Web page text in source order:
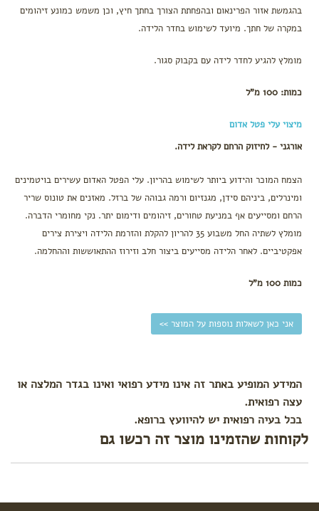
סימני
ורגליים
קידום
עיסוי
פרינאום
בהגמשת אזור הפרינאום ובהפחתת הצורך בחתך חיץ, וכן משמש כמונע זיהומים
במקרה של חתך. מיועד לשימוש בחדר הלידה.
מומלץ להגיע לחדר לידה עם בקבוק סגור.
כמות: 100 מ"ל
מיצוי עלי פטל אדום
אורגני - לחיזוק הרחם לקראת לידה.
הצמח המוכר והידוע ביותר לשימוש בהריון. עלי הפטל האדום עשירים בויטמינים
ומינרלים, ביניהם סידן, מגנזיום ורמה גבוהה של ברזל. מאזנים את טונוס שריר
הרחם ומסייעים אף במניעת טחורים, זיהומים ודימום יתר. נקי מחומרי הדברה.
מומלץ לשתיה החל משבוע 35 להריון להקלת והזרמת הלידה ויצירת צירים
אפקטיביים. לאחר הלידה מסייעים ביצור חלב וזירוז ההתאוששות וההחלמה.
כמות 100 מ"ל
אני כאן לשאלות נוספות על המוצר >>
המידע המופיע באתר זה אינו מידע רפואי ואינו בגדר המלצה או
עצה רפואית.
בכל בעיה רפואית יש להיוועץ ברופא.
לקוחות שהזמינו מוצר זה רכשו גם